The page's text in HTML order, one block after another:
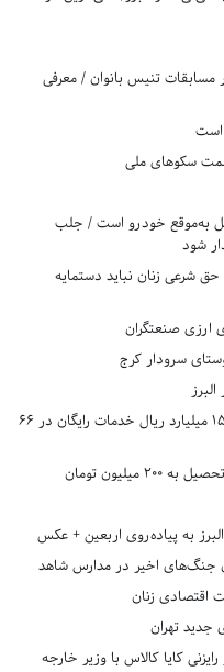
تنیس بانوان / معرفی
است
سمت سکوهای ملی
به‌موقع خودرو است / جلب
شود
شرعی زنان نباید دستمایه
ارزی صنعتگران
رکوردزنی در عدالت درمانی البرز؛ ارائه ۱۵۳ میلیارد ریال خدمات رایگان در ۶۶
تومان
به پیاده‌روی اربعین + عکس
جنگ‌های اخیر در مدارس شاهد
اقتصادی زنان
جدید تهران
کایا کالاس با وزیر خارجه